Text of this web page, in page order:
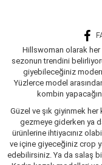
Hillswoman olarak her
sezonun trendini
giyebileceğiniz
Yüzlerce model
kombin
Güzel ve şık giyinmek her
gezmeye giderken ya
ürünlerine ihtiyacınız
ve içine giyeceğiniz crop
edebilirsiniz. Ya da salaş